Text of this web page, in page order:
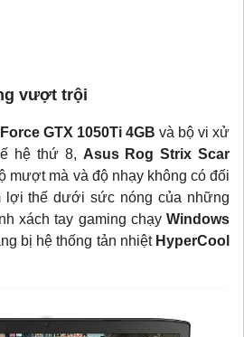
vượt trội
GTX 1050Ti 4GB và bộ vi xử
hệ thứ 8, Asus Rog Strix Scar
mượt mà và độ nhạy không có đối
lợi thế dưới sức nóng của những
xách tay gaming chạy Windows
bị hệ thống tản nhiệt HyperCool